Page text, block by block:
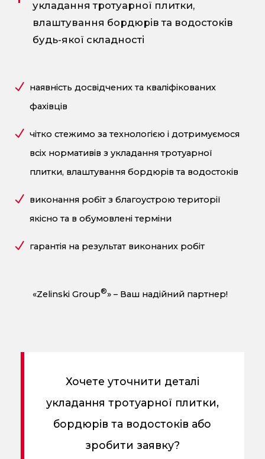
укладання тротуарної плитки,
влаштування бордюрів та водостоків
будь-якої складності
наявність досвідчених та кваліфікованих
фахівців
чітко стежимо за технологією і дотримуємося
всіх нормативів з укладання тротуарної
плитки, влаштування бордюрів та водостоків
виконання робіт з благоустрою території
якісно та в обумовлені терміни
гарантія на результат виконаних робіт
«Zelinski Group®» – Ваш надійний партнер!
Хочете уточнити деталі
укладання тротуарної плитки,
бордюрів та водостоків або
зробити заявку?